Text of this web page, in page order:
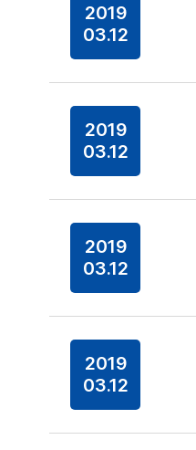
2019
03.12
2019
03.12
2019
03.12
2019
03.12